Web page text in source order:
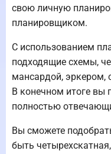
свою личную
планировщиком.
С использованием
подходящие схемы,
мансардой, эркером,
В конечном итоге вы
полностью
Вы сможете
быть